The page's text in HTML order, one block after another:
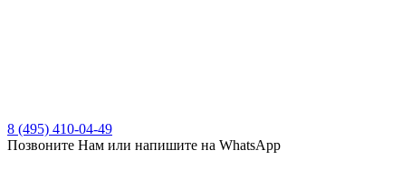
8 (495) 410-04-49
Позвоните Нам или напишите на WhatsApp